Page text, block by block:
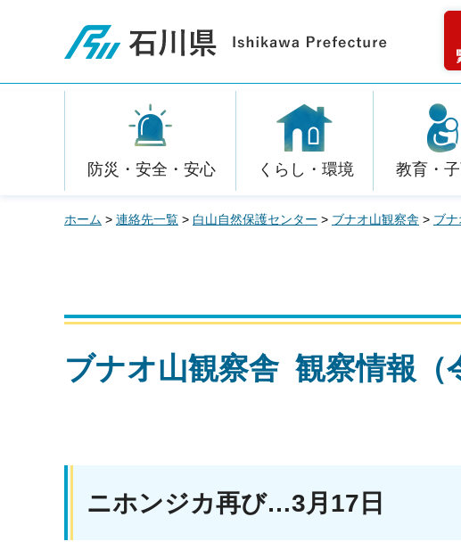
石川県
防災・安全・安心 くらし・環境 教育・
ホーム > 連絡先一覧 > 白山自然保護センター > ブナオ山観察舎 > ブ
ブナオ山観察舎 観察情報（
ニホンジカ再び…3月17日